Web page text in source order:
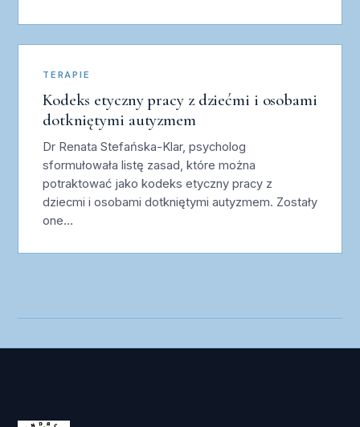
TERAPIE
Kodeks etyczny pracy z dziećmi i osobami
dotkniętymi autyzmem
Dr Renata Stefańska-Klar, psycholog
sformułowała listę zasad, które można
potraktować jako kodeks etyczny pracy z
dziecmi i osobami dotkniętymi autyzmem. Zostały
one…